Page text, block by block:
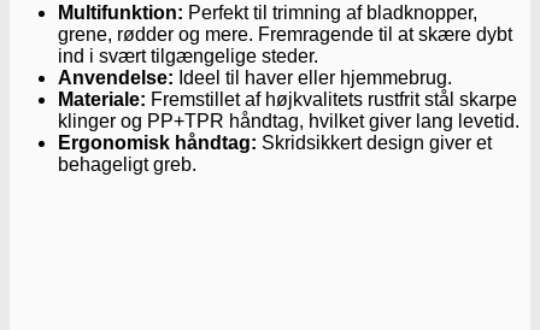
Multifunktion: Perfekt til trimning af bladknopper,
grene, rødder og mere. Fremragende til at skære dybt
ind i svært tilgængelige steder.
Anvendelse: Ideel til haver eller hjemmebrug.
Materiale: Fremstillet af højkvalitets rustfrit stål skarpe
klinger og PP+TPR håndtag, hvilket giver lang levetid.
Ergonomisk håndtag: Skridsikkert design giver et
behageligt greb.